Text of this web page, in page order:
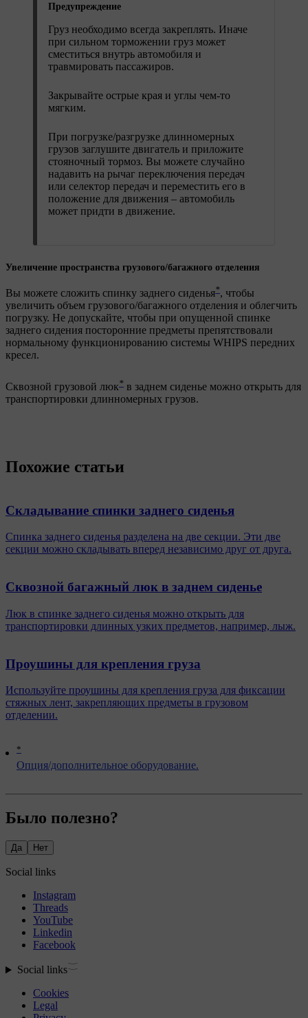
Предупреждение
Груз необходимо всегда закреплять. Иначе
при сильном торможении груз может
сместиться внутрь автомобиля и
травмировать пассажиров.
Закрывайте острые края и углы чем-то
мягким.
При погрузке/разгрузке длинномерных
грузов заглушите двигатель и приложите
стояночный тормоз. Вы можете случайно
надавить на рычаг переключения передач
или селектор передач и переместить его в
положение для движения – автомобиль
может придти в движение.
Увеличение пространства грузового/багажного отделения
Вы можете сложить спинку заднего сиденья*, чтобы
увеличить объем грузового/багажного отделения и облегчить
погрузку. Не допускайте, чтобы при опущенной спинке
заднего сидения посторонние предметы препятствовали
нормальному функционированию системы WHIPS передних
кресел.
Сквозной грузовой люк* в заднем сиденье можно открыть для
транспортировки длинномерных грузов.
*
Опция/дополнительное оборудование.
Похожие статьи
Складывание спинки заднего сиденья
Спинка заднего сиденья разделена на две секции. Эти две
секции можно складывать вперед независимо друг от друга.
Сквозной багажный люк в заднем сиденье
Люк в спинке заднего сиденья можно открыть для
транспортировки длинных узких предметов, например, лыж.
Проушины для крепления груза
Используйте проушины для крепления груза для фиксации
стяжных лент, закрепляющих предметы в грузовом
отделении.
Было полезно?
Да Нет